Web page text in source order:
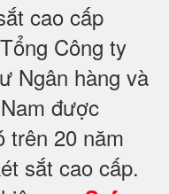
cao cấp
Công ty
Ngân hàng và
được
trên 20 năm
sắt cao cấp.